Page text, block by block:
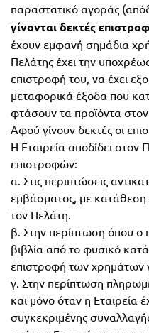
Α.Σ.Ε.Π.
Θεματικά
Ημερολόγια
Βιβλία
Εκπαιδευτικών
Δραστηριοτήτων
Εκπαίδευση
STE(A)M
Εκπαίδευση
ενηλίκων –
Διά Βίου
Μάθηση
Βιβλιοθήκη
του
Α΄
Τάξη
Β΄
Τάξη
Γ΄
Τάξη
Λύκειο
Α΄
Τάξη
Β΄
Τάξη
Γ΄
παραστατικό αγοράς
γίνονται δεκτές
έχουν εμφανή σημάδια
Πελάτης έχει την
επιστροφή του, να έχει
μεταφορικά έξοδα που
φτάσουν τα προϊόντα
Αφού γίνουν δεκτές οι
Η Εταιρεία αποδίδει στον
επιστροφών:
α. Στις περιπτώσεις
εμβάσματος, με κατάθεση
τον Πελάτη.
β. Στην περίπτωση όπου ο
βιβλία από το φυσικό
επιστροφή των χρημάτων
γ. Στην περίπτωση
και μόνο όταν η Εταιρεία
συγκεκριμένης